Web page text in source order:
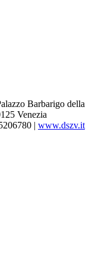
Barbarigo della
Venezia
| www.dszv.it